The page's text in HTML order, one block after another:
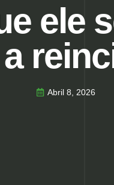
ele
Abril 8, 2026